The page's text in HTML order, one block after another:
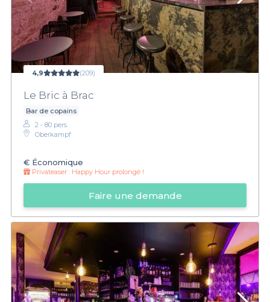
4,9 (209)
Le Bric à Brac
Bar de copains
2 - 80 pers.
Oberkampf
€ Économique
Privateaser : Happy Hour prolongé !
Faire une demande